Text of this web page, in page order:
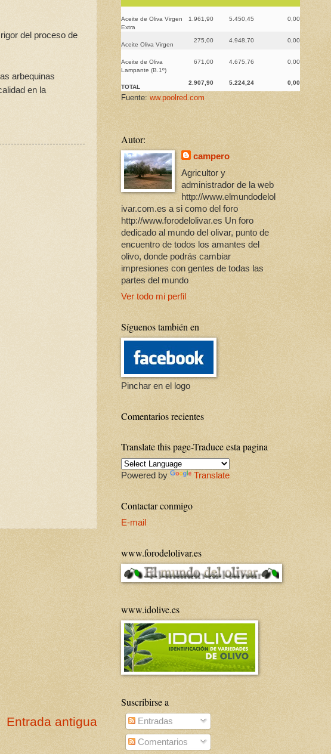
del proceso de
arbequinas
en la
Entrada antigua
Aceite de Oliva Virgen
Extra
1.961,90 5.450,45 0,00
Aceite Oliva Virgen
275,00 4.948,70 0,00
Aceite de Oliva
Lampante (B.1º)
671,00 4.675,76 0,00
TOTAL
2.907,90 5.224,24 0,00
Fuente: ww.poolred.com
Autor:
campero
Agricultor y
administrador de la web
http://www.elmundodelol
ivar.com.es a si como del foro
http://www.forodelolivar.es Un foro
dedicado al mundo del olivar, punto de
encuentro de todos los amantes del
olivo, donde podrás cambiar
impresiones con gentes de todas las
partes del mundo
Ver todo mi perfil
Síguenos también en
Pinchar en el logo
Comentarios recientes
Translate this page-Traduce esta pagina
Powered by Translate
Contactar conmigo
E-mail
www.forodelolivar.es
www.idolive.es
Suscribirse a
Entradas
Comentarios